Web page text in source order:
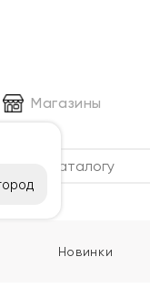
Магазины
Новинки